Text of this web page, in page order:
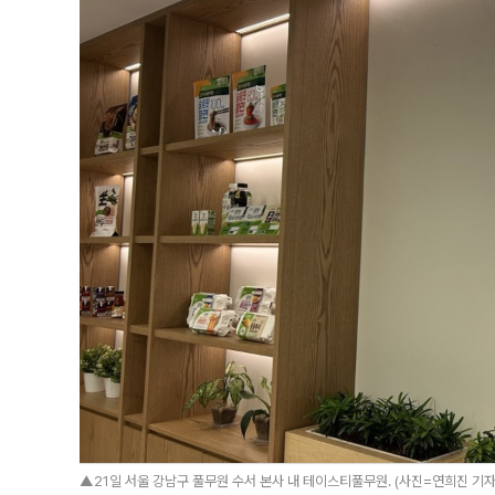
▲21일 서울 강남구 풀무원 수서 본사 내 테이스티풀무원. (사진=연희진 기